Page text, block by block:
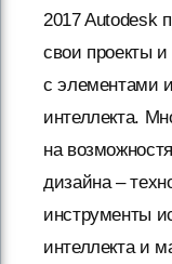
2017 Autodesk
свои проекты
с элементами
интеллекта.
на
дизайна –
инструменты
интеллекта и